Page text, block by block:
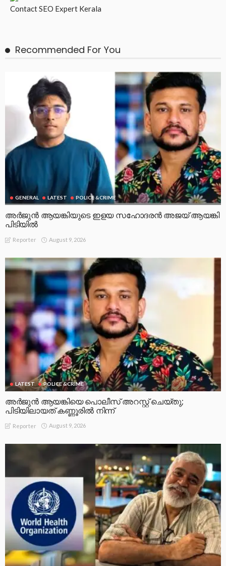
ContactSEO Expert Kerala
Recommended For You
GENERAL LATEST POLICE &CRIME
അർജുൻ ആയങ്കിയുടെ ഇളയ സഹോദരൻ അജയ് ആയങ്കി
പിടിയിൽ
Reporter August 9, 2026
LATEST POLICE &CRIME
അർജുൻ ആയങ്കിയെ പൊലീസ് അറസ്റ്റ് ചെയ്‌തു;
പിടിയിലായത് കണ്ണൂരിൽ നിന്ന്
Reporter August 9, 2026